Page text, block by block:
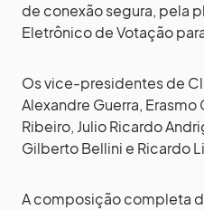
de conexão segura, pela
Eletrônico de Votação
Os vice-presidentes de
Alexandre Guerra,
Ribeiro, Julio Ricardo
Gilberto Bellini e Ricardo
A composição completa